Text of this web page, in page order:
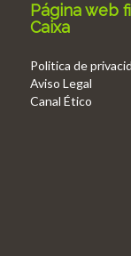
Página web
Caixa
Politica de
Aviso Legal
Canal Ético